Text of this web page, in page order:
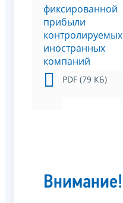
фиксированной
прибыли
контролируемых
иностранных
компаний
PDF (79 КБ)
Внимание!